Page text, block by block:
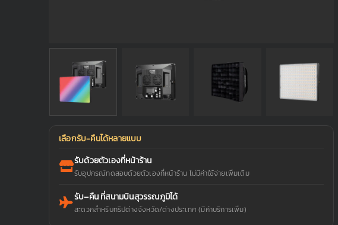
เลือกรับ-คืนได้หลายแบบ
รับด้วยตัวเองที่หน้าร้าน
รับอุปกรณ์ทดสอบด้วยตัวเองที่หน้าร้าน ไม่มีค่าใช้จ่ายเพิ่มเติม
รับ–คืน ที่สนามบินสุวรรณภูมิได้
สะดวกสำหรับทริปต่างจังหวัด/ต่างประเทศ (มีค่าบริการเพิ่ม)